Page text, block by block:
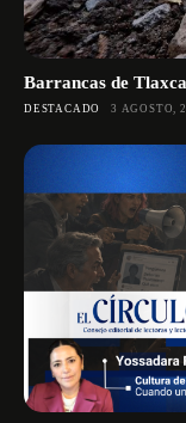
Barrancas de
DESTACADO 3 AGOSTO,